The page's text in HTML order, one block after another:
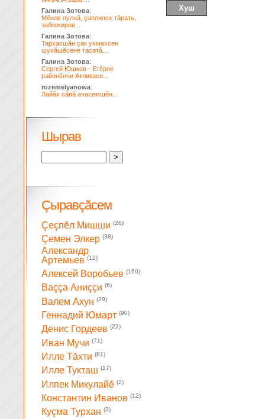
Галина Зотова:
Мĕнле пулнă, çаплипех тăрать,
заблокиров...
Галина Зотова:
Тархасшăн çак ухмахсен
шухăшĕсене тасатă...
Галина Зотова:
Сергей Юшков - Етĕрне
районĕнчи Атликаси...
rozemelyanowa:
Лайăх сăвă ачасемшĕн...
Шырав
Çыравçăсем
Çеçпĕл Мишши (26)
Çемен Элкер (38)
Александр
Артемьев (12)
Алексей Воробьев (160)
Ваççа Аниççи (6)
Валем Ахун (29)
Геннадий Юмарт (90)
Денис Гордеев (22)
Иван Мучи (71)
Илле Тăхти (81)
Илле Тукташ (17)
Илпек Микулайĕ (2)
Константин Иванов (12)
Куçма Турхан (3)